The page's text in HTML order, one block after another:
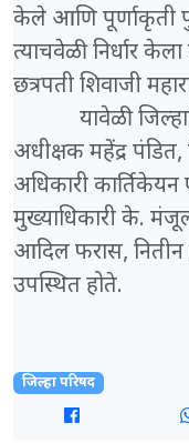
केले आणि पूर्णाकृती
त्याचवेळी निर्धार
छत्रपती शिवाजी
यावेळी
अधीक्षक महेंद्र पंडित,
अधिकारी
मुख्याधिकारी के.
आदिल फरास, नितीन
उपस्थित होते.
जिल्हा परिषद